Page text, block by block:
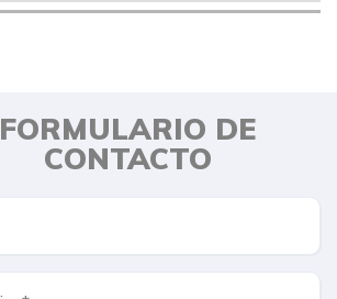
FORMULARIO DE
CONTACTO